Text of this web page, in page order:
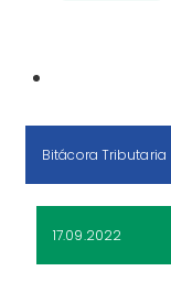
Bitácora Tributaria
17.09.2022